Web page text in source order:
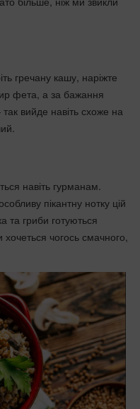
гречану кашу, наріжте
фета, а за бажання
вийде навіть схоже на
навіть гурманам.
пікантну нотку цій
та гриби готуються
чогось смачного,